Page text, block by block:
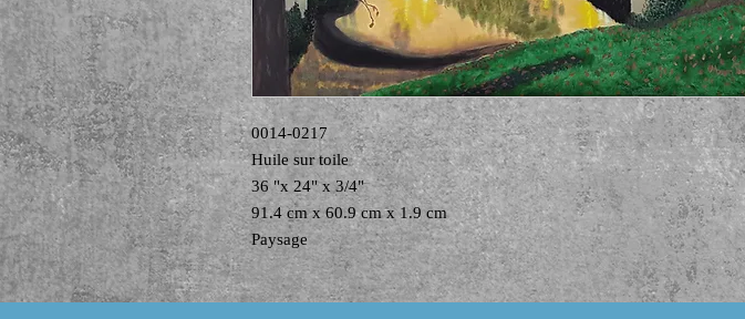
0014-0217
Huile sur toile
36 "x 24" x 3/4"
91.4 cm x 60.9 cm x 1.9 cm
Paysage